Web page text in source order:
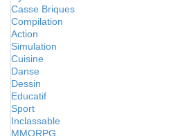
Casse Briques
Compilation
Action
Simulation
Cuisine
Danse
Dessin
Educatif
Sport
Inclassable
MMORPG